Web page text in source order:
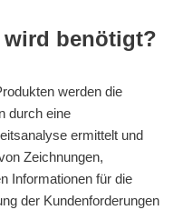
wird benötigt?
werden die
durch eine
ermittelt und
Zeichnungen,
Informationen für die
der Kundenforderungen